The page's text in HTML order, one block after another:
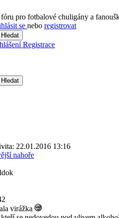
pro fotbalové chuligány a
se nebo registrovat
Hledat
Registrace
Hledat
22.01.2016 13:16
nahoře
virážka